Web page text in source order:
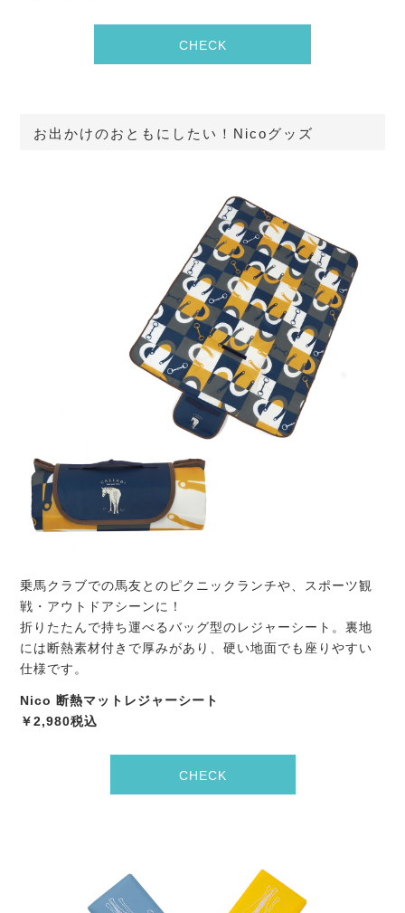
CHECK
お出かけのおともにしたい！Nicoグッズ
乗馬クラブでの馬友とのピクニックランチや、スポーツ観
戦・アウトドアシーンに！
折りたたんで持ち運べるバッグ型のレジャーシート。裏地
には断熱素材付きで厚みがあり、硬い地面でも座りやすい
仕様です。
Nico 断熱マットレジャーシート
￥2,980税込
CHECK